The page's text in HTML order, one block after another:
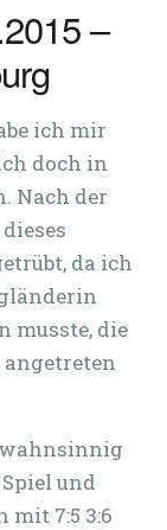
–
ich mir
doch in
Nach der
da ich
musste, die
und
7:5 3:6